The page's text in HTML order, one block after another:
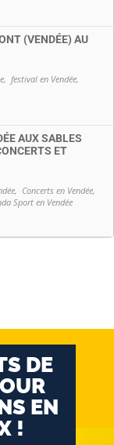
(VENDÉE) AU
festival en Vendée,
AUX SABLES
ET
Concerts en Vendée,
Sport en Vendée
DE
EN
!